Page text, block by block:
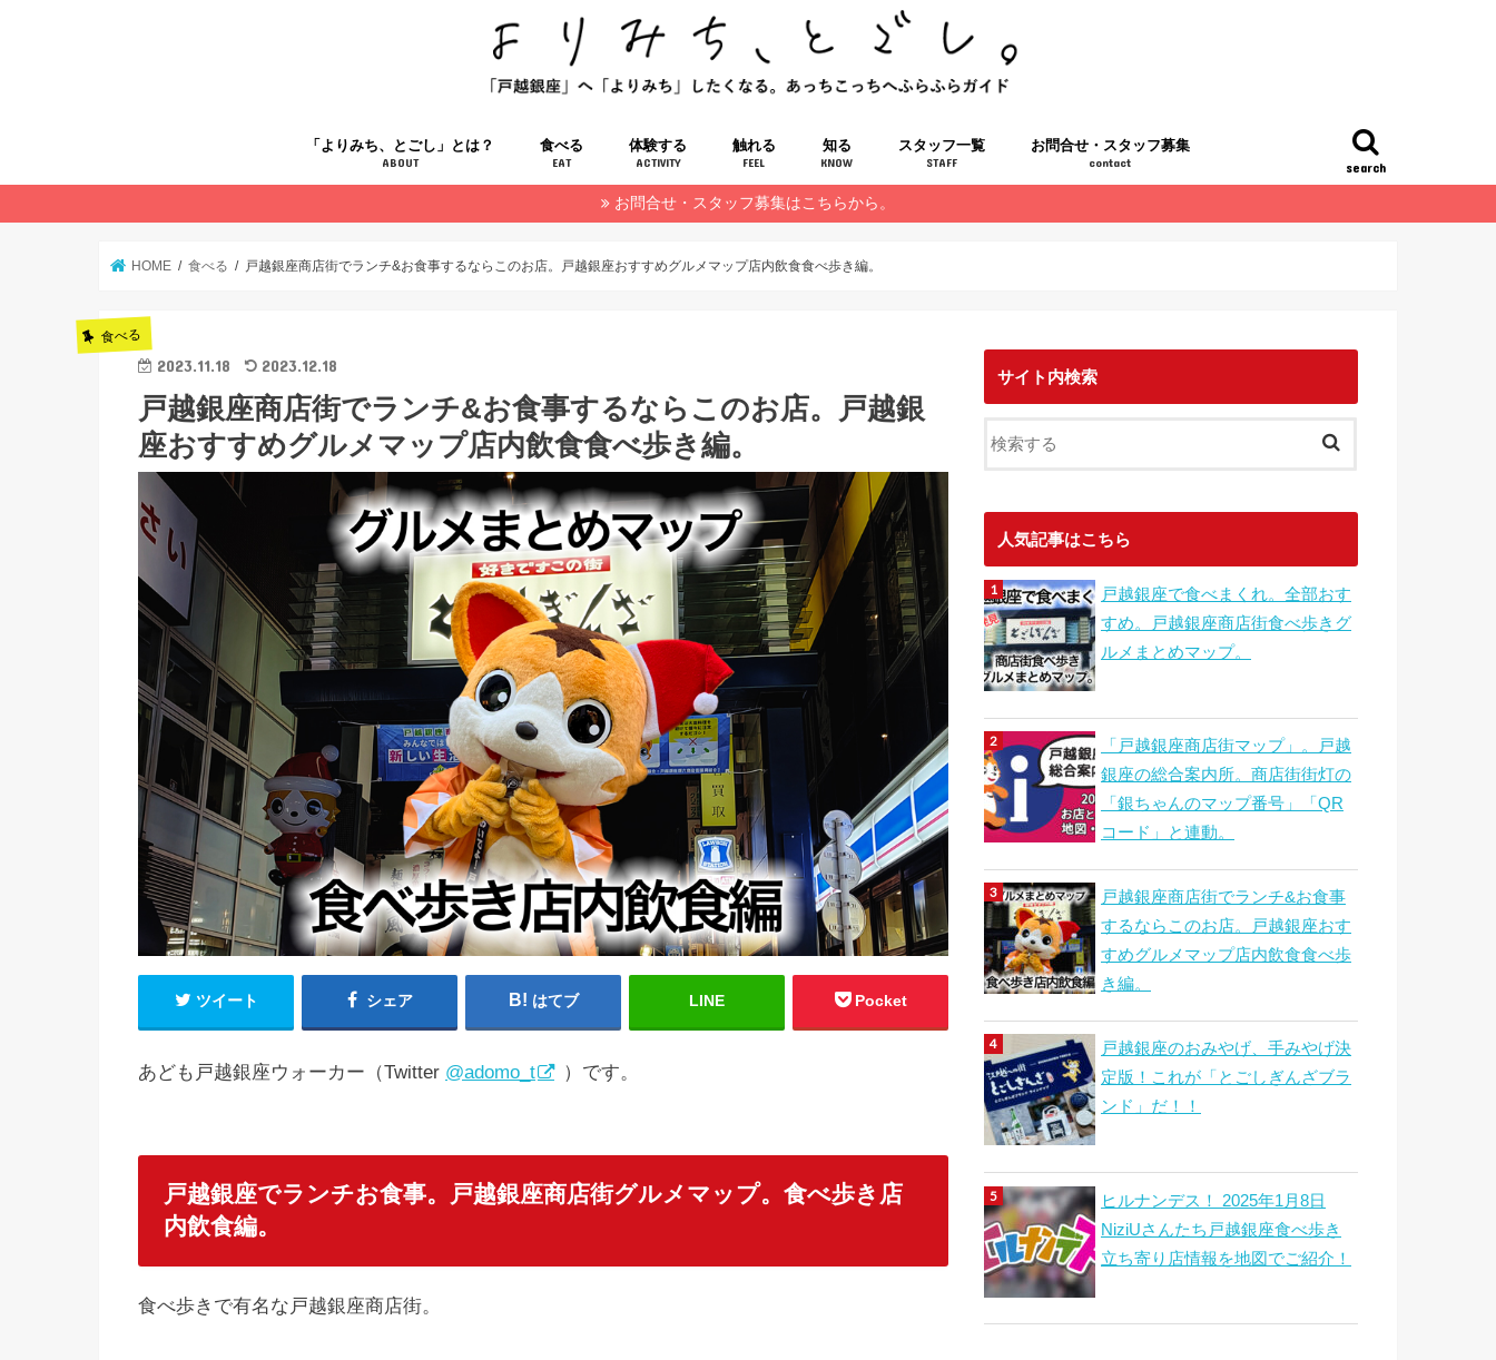
search
「よりみち、とごし」とは？
ABOUT
食べる
EAT
体験する
ACTIVITY
触れる
FEEL
知る
KNOW
スタッフ一覧
STAFF
お問合せ・スタッフ募集
contact
お問合せ・スタッフ募集はこちらから。
HOME 食べる 戸越銀座商店街でランチ&お食事するならこのお店。戸越銀座おすすめグルメマップ店内飲食食べ歩き編。
食べる
2023.11.18 2023.12.18
戸越銀座商店街でランチ&お食事するならこのお店。戸越銀
座おすすめグルメマップ店内飲食食べ歩き編。
ツイート シェア はてブ LINE Pocket
あども戸越銀座ウォーカー（Twitter @adomo_t ）です。
戸越銀座でランチお食事。戸越銀座商店街グルメマップ。食べ歩き店
内飲食編。
食べ歩きで有名な戸越銀座商店街。
サイト内検索
人気記事はこちら
戸越銀座で食べまくれ。全部おす
すめ。戸越銀座商店街食べ歩きグ
ルメまとめマップ。
「戸越銀座商店街マップ」。戸越
銀座の総合案内所。商店街街灯の
「銀ちゃんのマップ番号」「QR
コード」と連動。
戸越銀座商店街でランチ&お食事
するならこのお店。戸越銀座おす
すめグルメマップ店内飲食食べ歩
き編。
戸越銀座のおみやげ、手みやげ決
定版！これが「とごしぎんざブラ
ンド」だ！！
ヒルナンデス！ 2025年1月8日
NiziUさんたち戸越銀座食べ歩き
立ち寄り店情報を地図でご紹介！